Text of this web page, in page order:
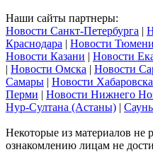
Наши сайты партнеры:
Новости Санкт-Петербурга |
Краснодара | Новости Тюмени
Новости Казани | Новости
| Новости Омска | Новости
Самары | Новости Хабаровска
Перми | Новости Нижнего
Нур-Султана (Астаны) |
Некоторые из материалов не
ознакомлению лицам не